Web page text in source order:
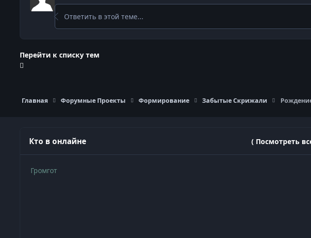
Ответить в этой теме...
Перейти к списку тем
Главная Форумные Проекты Формирование Забытые Скрижали
Кто в онлайне ( Посмотреть
Громгот